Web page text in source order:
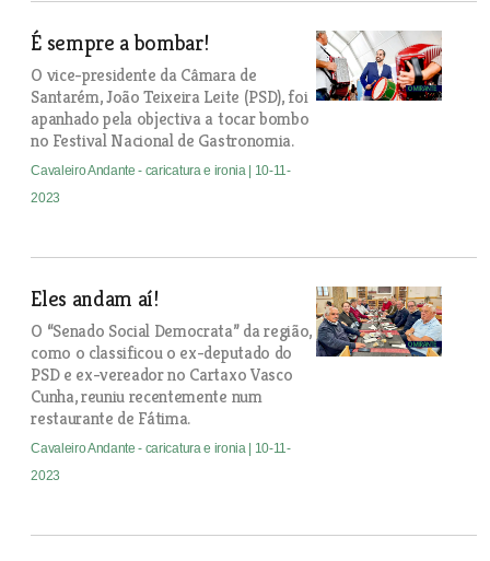
É sempre a bombar!
O vice-presidente da Câmara de
Santarém, João Teixeira Leite (PSD), foi
apanhado pela objectiva a tocar bombo
no Festival Nacional de Gastronomia.
Cavaleiro Andante - caricatura e ironia
| 10-11-
2023
Eles andam aí!
O “Senado Social Democrata” da região,
como o classificou o ex-deputado do
PSD e ex-vereador no Cartaxo Vasco
Cunha, reuniu recentemente num
restaurante de Fátima.
Cavaleiro Andante - caricatura e ironia
| 10-11-
2023